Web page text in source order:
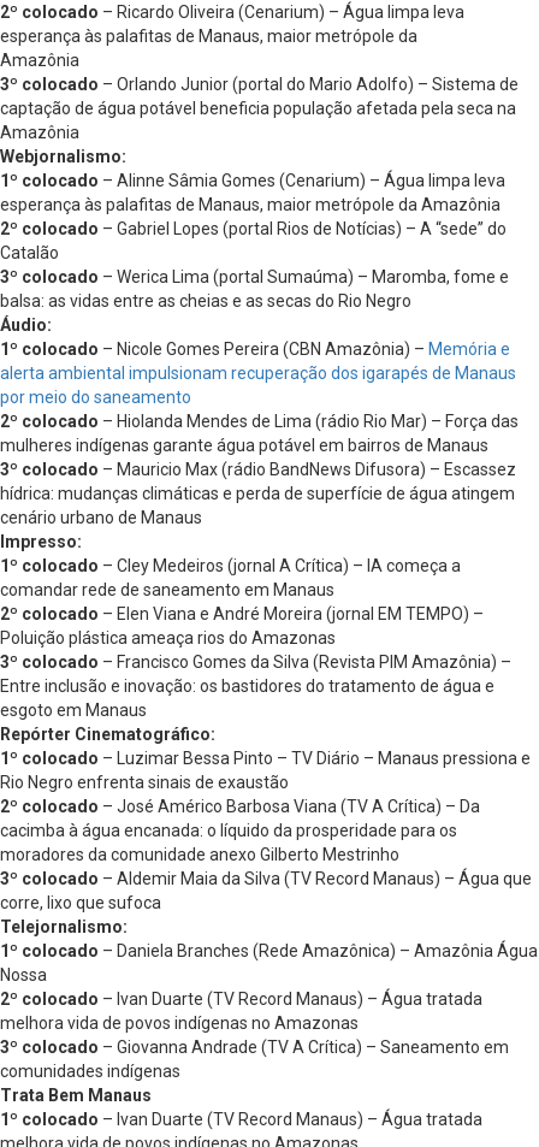
2º colocado – Ricardo Oliveira (Cenarium) – Água limpa leva
esperança às palafitas de Manaus, maior metrópole da
Amazônia
3º colocado – Orlando Junior (portal do Mario Adolfo) – Sistema de
captação de água potável beneficia população afetada pela seca na
Amazônia
Webjornalismo:
1º colocado – Alinne Sâmia Gomes (Cenarium) – Água limpa leva
esperança às palafitas de Manaus, maior metrópole da Amazônia
2º colocado – Gabriel Lopes (portal Rios de Notícias) – A “sede” do
Catalão
3º colocado – Werica Lima (portal Sumaúma) – Maromba, fome e
balsa: as vidas entre as cheias e as secas do Rio Negro
Áudio:
1º colocado – Nicole Gomes Pereira (CBN Amazônia) – Memória e
alerta ambiental impulsionam recuperação dos igarapés de Manaus
por meio do saneamento
2º colocado – Hiolanda Mendes de Lima (rádio Rio Mar) – Força das
mulheres indígenas garante água potável em bairros de Manaus
3º colocado – Mauricio Max (rádio BandNews Difusora) – Escassez
hídrica: mudanças climáticas e perda de superfície de água atingem
cenário urbano de Manaus
Impresso:
1º colocado – Cley Medeiros (jornal A Crítica) – IA começa a
comandar rede de saneamento em Manaus
2º colocado – Elen Viana e André Moreira (jornal EM TEMPO) –
Poluição plástica ameaça rios do Amazonas
3º colocado – Francisco Gomes da Silva (Revista PIM Amazônia) –
Entre inclusão e inovação: os bastidores do tratamento de água e
esgoto em Manaus
Repórter Cinematográfico:
1º colocado – Luzimar Bessa Pinto – TV Diário – Manaus pressiona e
Rio Negro enfrenta sinais de exaustão
2º colocado – José Américo Barbosa Viana (TV A Crítica) – Da
cacimba à água encanada: o líquido da prosperidade para os
moradores da comunidade anexo Gilberto Mestrinho
3º colocado – Aldemir Maia da Silva (TV Record Manaus) – Água que
corre, lixo que sufoca
Telejornalismo:
1º colocado – Daniela Branches (Rede Amazônica) – Amazônia Água
Nossa
2º colocado – Ivan Duarte (TV Record Manaus) – Água tratada
melhora vida de povos indígenas no Amazonas
3º colocado – Giovanna Andrade (TV A Crítica) – Saneamento em
comunidades indígenas
Trata Bem Manaus
1º colocado – Ivan Duarte (TV Record Manaus) – Água tratada
melhora vida de povos indígenas no Amazonas